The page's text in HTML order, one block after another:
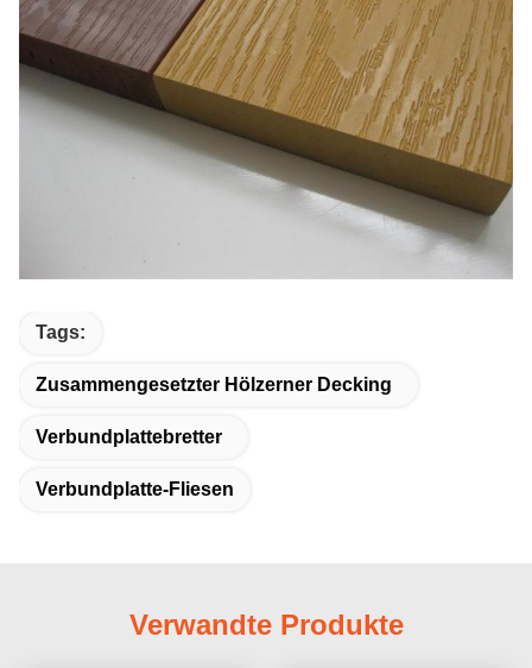
Tags:
Zusammengesetzter Hölzerner Decking
Verbundplattebretter
Verbundplatte-Fliesen
Verwandte Produkte